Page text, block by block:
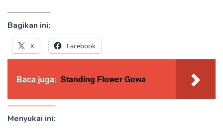
Bagikan ini:
X Facebook
Baca juga: Standing Flower Gowa
Menyukai ini: